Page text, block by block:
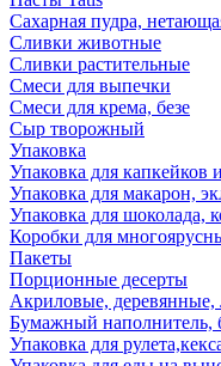
Сахарная пудра,
Сливки животные
Сливки растительные
Смеси для выпечки
Смеси для крема, безе
Сыр творожный
Упаковка
Упаковка для
Упаковка для макарон,
Упаковка для шоколада,
Коробки для
Пакеты
Порционные десерты
Акриловые,
Бумажный наполнитель,
Упаковка для